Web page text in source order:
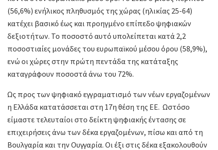
(56,6%) ενήλικος πληθυσμός της χώρας (ηλικίας 25-64)
κατέχει βασικό έως και προηγμένο επίπεδο ψηφιακών
δεξιοτήτων. Το ποσοστό αυτό υπολείπεται κατά 2,2
ποσοστιαίες μονάδες του ευρωπαϊκού μέσου όρου (58,9%),
ενώ οι χώρες στην πρώτη πεντάδα της κατάταξης
καταγράφουν ποσοστά άνω του 72%.
Ως προς των ψηφιακό εγγραματισμό των νέων εργαζομένων
η Ελλάδα κατατάσσεται στη 17η θέση της ΕΕ. Ωστόσο
είμαστε τελευταίοι στο δείκτη ψηφιακής έντασης σε
επιχειρήσεις άνω των δέκα εργαζομένων, πίσω και από τη
Βουλγαρία και την Ουγγαρία. Οι έξι στις δέκα εξακολουθούν